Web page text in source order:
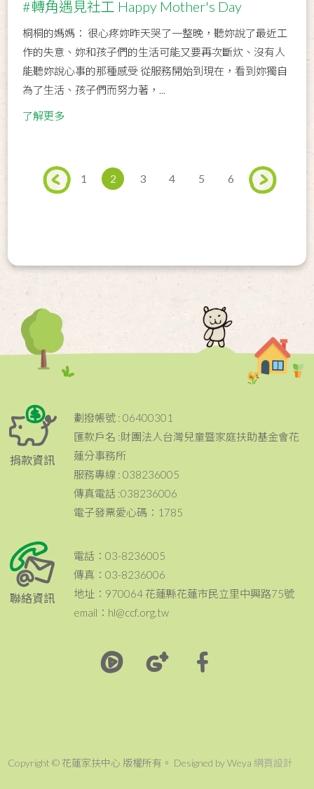
#轉角遇見社工 Happy Mother's Day
桐桐的媽媽： 很心疼妳昨天哭了一整晚，聽妳說了最近工
作的失意、妳和孩子們的生活可能又要再次斷炊、沒有人
能聽妳說心事的那種感受 從服務開始到現在，看到妳獨自
為了生活、孩子們而努力著，...
了解更多
1 2 3 4 5 6
捐款資訊
劃撥帳號 : 06400301
匯款戶名 :財團法人台灣兒童暨家庭扶助基金會花
蓮分事務所
服務專線 : 038236005
傳真電話 :038236006
電子發票愛心碼：1785
聯絡資訊
電話：03-8236005
傳真：03-8236006
地址：970064 花蓮縣花蓮市民立里中興路75號
email：hl@ccf.org.tw
Copyright © 花蓮家扶中心 版權所有。 Designed by Weya 網頁設計